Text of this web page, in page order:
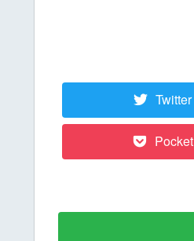
Twitter
Pocket